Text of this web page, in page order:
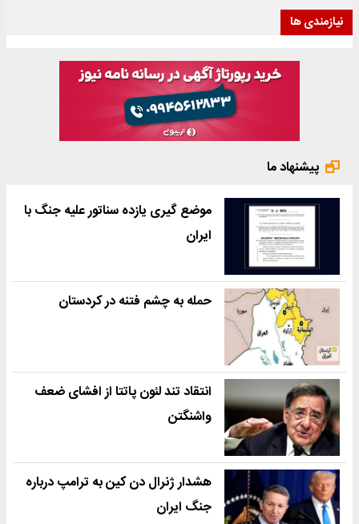
نیازمندی ها
پیشنهاد ما
موضع گیری یازده سناتور علیه جنگ با
ایران
حمله به چشم فتنه در کردستان
انتقاد تند لئون پاتتا از افشای ضعف
واشنگتن
هشدار ژنرال دن کین به ترامپ درباره
جنگ ایران